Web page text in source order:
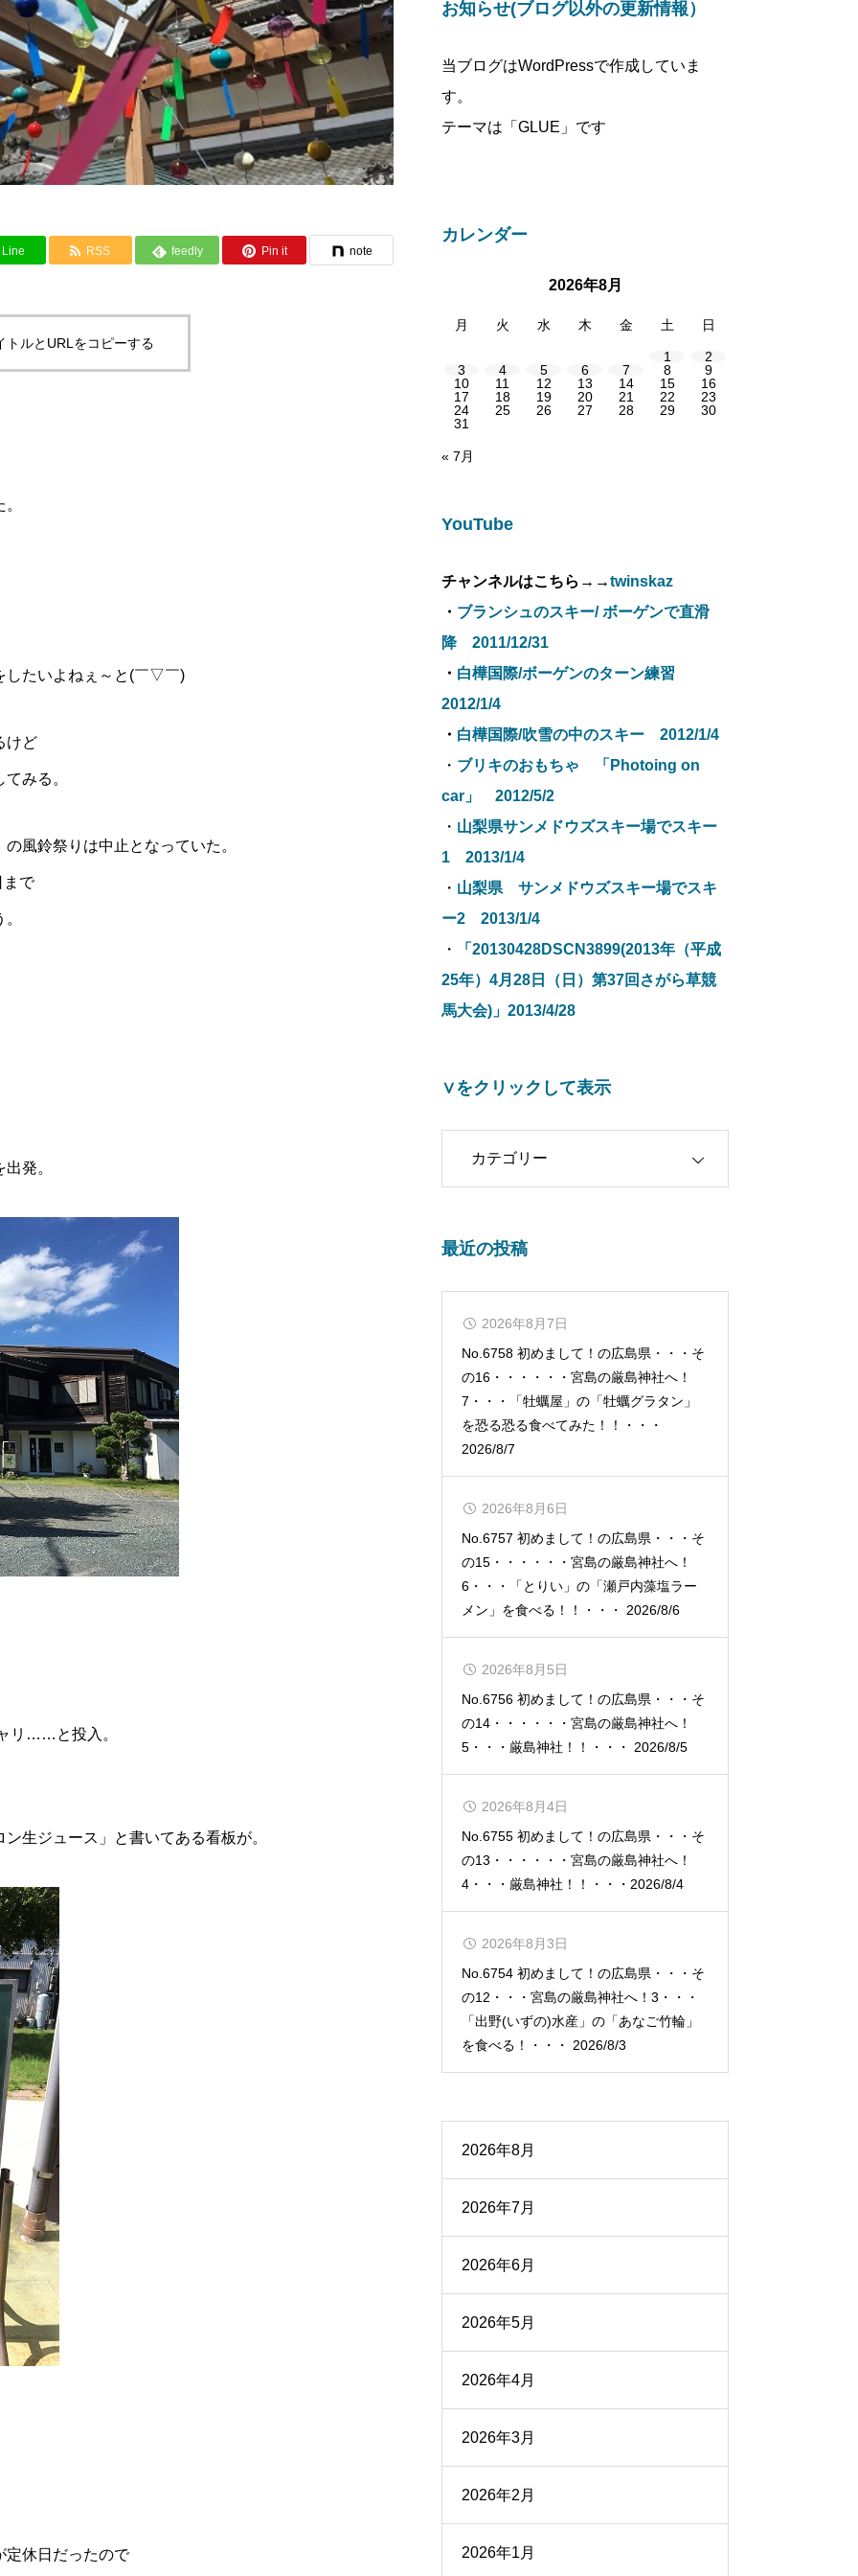
Line RSS feedly Pin it note
トルとURLをコピーする
したいよねぇ～と(￣▽￣)
けど
みる。
風鈴祭りは中止となっていた。
まで
発。
リ……と投入。
生ジュース」と書いてある看板が。
定休日だったので
お知らせ(ブログ以外の更新情報）
当ブログはWordPressで作成していま
す。
テーマは「GLUE」です
カレンダー
2026年8月
月 火 水 木 金 土 日
1
2
3
4 5 6 7 8
9
10
11 12 13 14 15
16
17
18 19 20 21 22
23
24
25 26 27 28 29
30
31
« 7月
YouTube
チャンネルはこちら→→twinskaz
・ ブランシュのスキー/ ボーゲンで直滑
降 2011/12/31
・ 白樺国際/ボーゲンのターン練習
2012/1/4
・ 白樺国際/吹雪の中のスキー 2012/1/4
・ ブリキのおもちゃ 「Photoing on
car」 2012/5/2
・ 山梨県サンメドウズスキー場でスキー
1 2013/1/4
・ 山梨県 サンメドウズスキー場でスキ
ー2 2013/1/4
・
「20130428DSCN3899(2013年（平成
25年）4月28日（日）第37回さがら草競
馬大会)」2013/4/28
∨をクリックして表示
最近の投稿
No.6758 初めまして！の広島県・・・そ
の16・・・・・・宮島の厳島神社へ！
7・・・「牡蠣屋」の「牡蠣グラタン」
を恐る恐る食べてみた！！・・・
2026/8/7
2026年8月7日
No.6757 初めまして！の広島県・・・そ
の15・・・・・・宮島の厳島神社へ！
6・・・「とりい」の「瀬戸内藻塩ラー
メン」を食べる！！・・・ 2026/8/6
2026年8月6日
No.6756 初めまして！の広島県・・・そ
の14・・・・・・宮島の厳島神社へ！
5・・・厳島神社！！・・・ 2026/8/5
2026年8月5日
No.6755 初めまして！の広島県・・・そ
の13・・・・・・宮島の厳島神社へ！
4・・・厳島神社！！・・・2026/8/4
2026年8月4日
No.6754 初めまして！の広島県・・・そ
の12・・・宮島の厳島神社へ！3・・・
「出野(いずの)水産」の「あなご竹輪」
を食べる！・・・ 2026/8/3
2026年8月3日
2026年8月
2026年7月
2026年6月
2026年5月
2026年4月
2026年3月
2026年2月
2026年1月